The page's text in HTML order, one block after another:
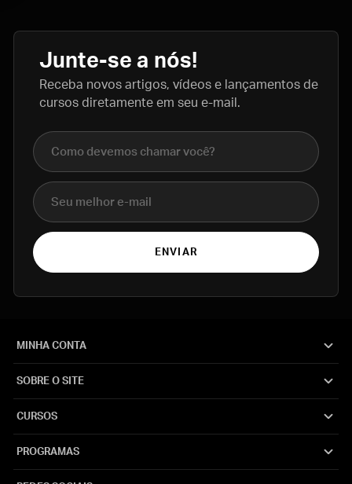
Junte-se a nós!
Receba novos artigos, vídeos e lançamentos de
cursos diretamente em seu e-mail.
Nome completo
E-mail
ENVIAR
MINHA CONTA
SOBRE O SITE
CURSOS
PROGRAMAS